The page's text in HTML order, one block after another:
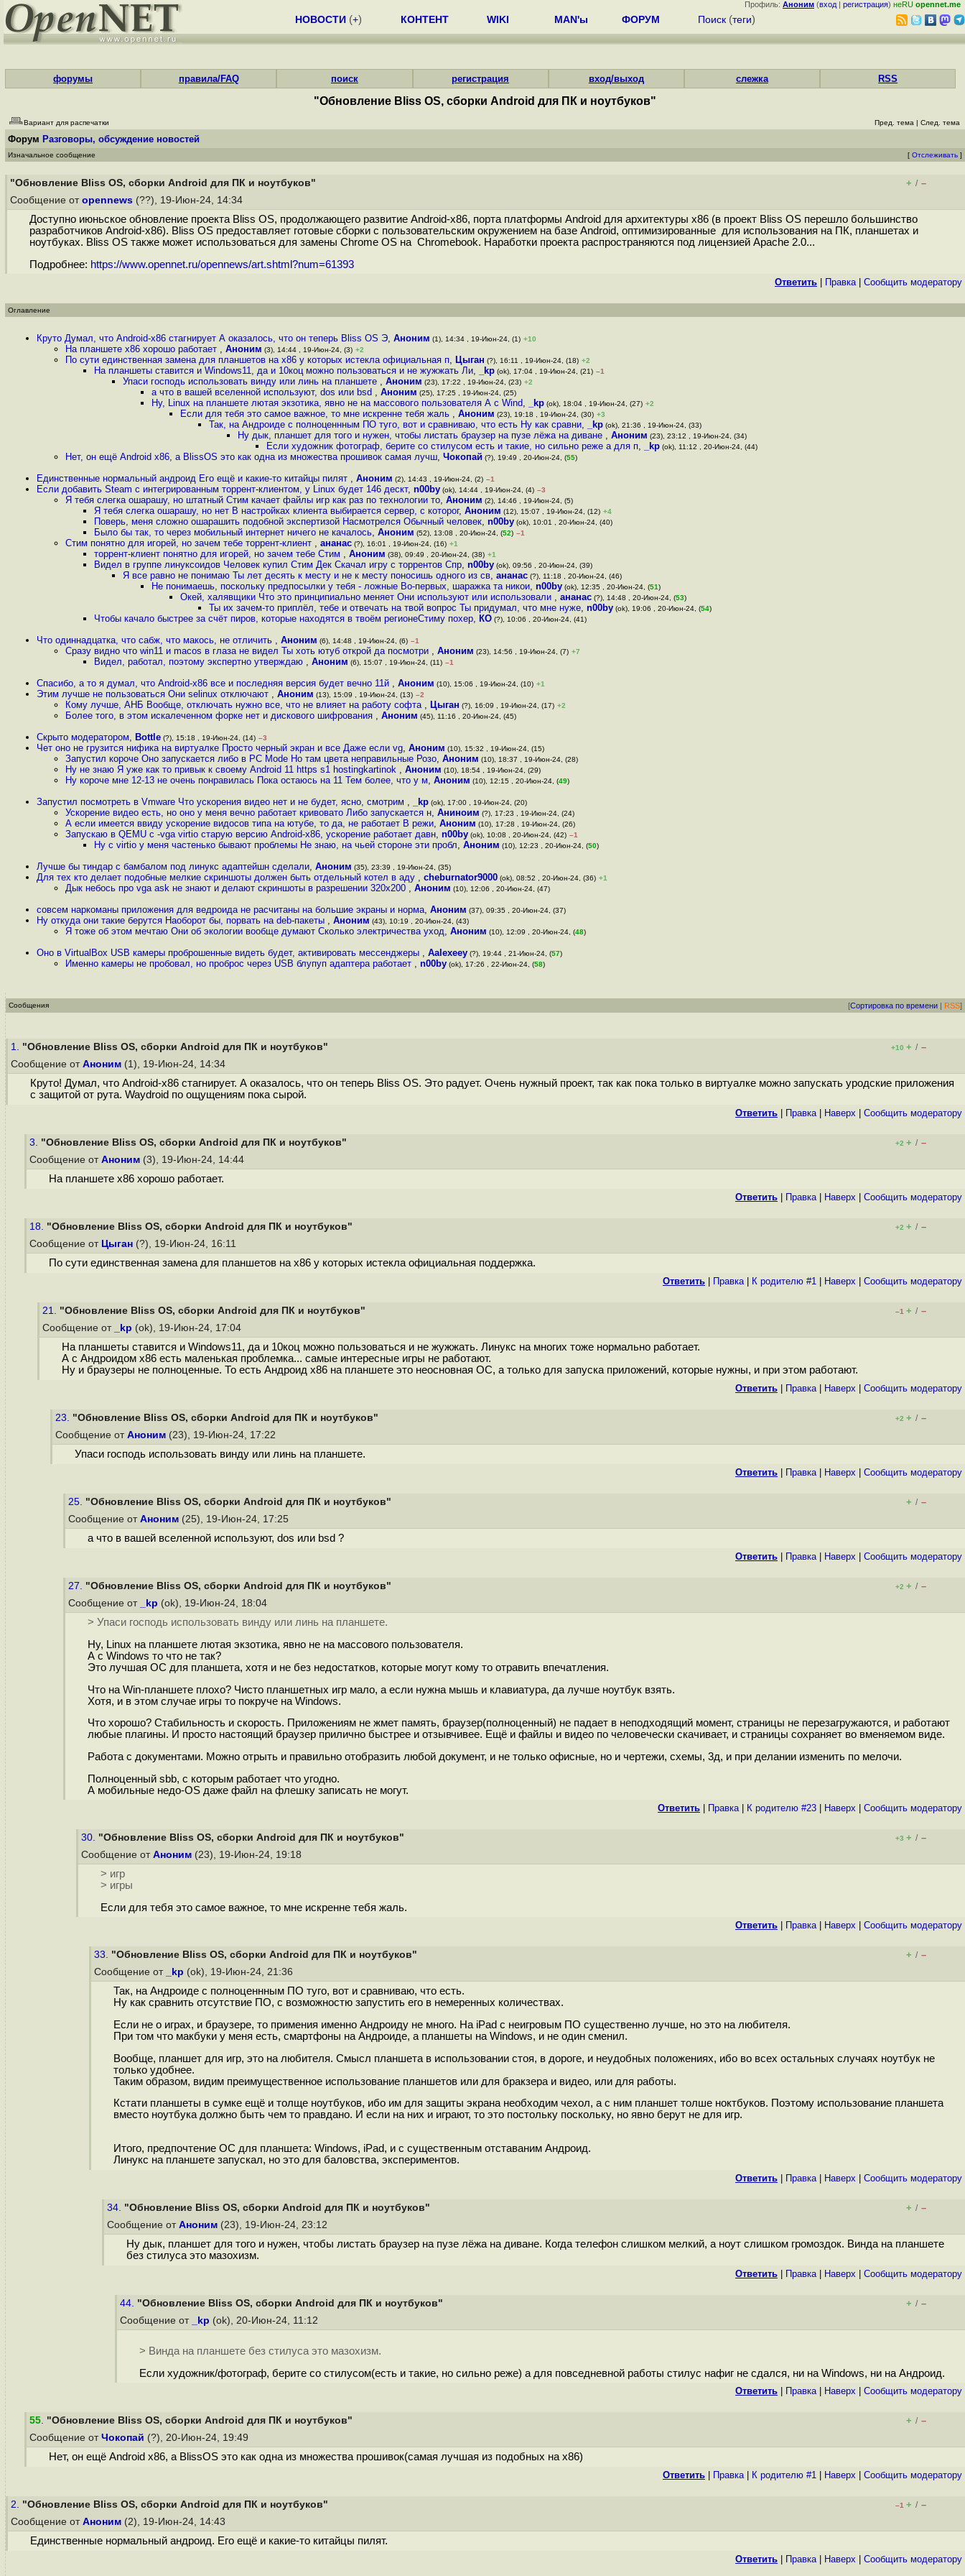
Профиль: Аноним (вход | регистрация) неRU opennet.me
НОВОСТИ (+) КОНТЕНТ WIKI MAN'ы ФОРУМ Поиск (теги)
форумы правила/FAQ поиск регистрация вход/выход слежка RSS
"Обновление Bliss OS, сборки Android для ПК и ноутбуков"
Вариант для распечатки Пред. тема | След. тема
Форум Разговоры, обсуждение новостей
Изначальное сообщение [ Отслеживать ]
"Обновление Bliss OS, сборки Android для ПК и ноутбуков" + / –
Сообщение от opennews (??), 19-Июн-24, 14:34
Доступно июньское обновление проекта Bliss OS, продолжающего развитие Android-x86, порта платформы Android для архитектуры x86 (в проект Bliss OS перешло большинство
разработчиков Android-x86). Bliss OS предоставляет готовые сборки с пользовательским окружением на базе Android, оптимизированные для использования на ПК, планшетах и
ноутбуках. Bliss OS также может использоваться для замены Chrome OS на Chromebook. Наработки проекта распространяются под лицензией Apache 2.0...
Подробнее: https://www.opennet.ru/opennews/art.shtml?num=61393
Ответить Правка| Cообщить модератору
Оглавление
Круто Думал, что Android-x86 стагнирует А оказалось, что он теперь Bliss OS Э, Аноним (1), 14:34 , 19-Июн-24, (1) +10
На планшете x86 хорошо работает , Аноним (3), 14:44 , 19-Июн-24, (3) +2
По сути единственная замена для планшетов на х86 у которых истекла официальная п, Цыган (?), 16:11 , 19-Июн-24, (18) +2
На планшеты ставится и Windows11, да и 10коц можно пользоваться и не жужжать Ли, _kp (ok), 17:04 , 19-Июн-24, (21) –1
Упаси господь использовать винду или линь на планшете , Аноним (23), 17:22 , 19-Июн-24, (23) +2
а что в вашей вселенной используют, dos или bsd , Аноним (25), 17:25 , 19-Июн-24, (25)
Ну, Linux на планшете лютая экзотика, явно не на массового пользователя А с Wind, _kp (ok), 18:04 , 19-Июн-24, (27) +2
Если для тeбя это самое важное, то мне искренне тeбя жaль , Аноним (23), 19:18 , 19-Июн-24, (30) +3
Так, на Андроиде с полноценнным ПО туго, вот и сравниваю, что есть Ну как сравни, _kp (ok), 21:36 , 19-Июн-24, (33)
Ну дык, планшет для того и нужен, чтобы листать браузер на пузе лёжа на диване , Аноним (23), 23:12 , 19-Июн-24, (34)
Если художник фотограф, берите со стилусом есть и такие, но сильно реже а для п, _kp (ok), 11:12 , 20-Июн-24, (44)
Нет, он ещё Android x86, а BlissOS это как одна из множества прошивок самая лучш, Чокопай (?), 19:49 , 20-Июн-24, (55)
Единственные нормальный андроид Его ещё и какие-то китайцы пилят , Аноним (2), 14:43 , 19-Июн-24, (2) –1
Если добавить Steam с интегрированным торрент-клиентом, у Linux будет 146 дескт, n00by (ok), 14:44 , 19-Июн-24, (4) –3
Я тебя слегка ошарашу, но штатный Стим качает файлы игр как раз по технологии то, Аноним (2), 14:46 , 19-Июн-24, (5)
Я тебя слегка ошарашу, но нет В настройках клиента выбирается сервер, с которог, Аноним (12), 15:07 , 19-Июн-24, (12) +4
Поверь, меня сложно ошарашить подобной экспертизой Насмотрелся Обычный человек, n00by (ok), 10:01 , 20-Июн-24, (40)
Было бы так, то через мобильный интернет ничего не качалось, Аноним (52), 13:08 , 20-Июн-24, (52) –1
Стим понятно для игорей, но зачем тебе торрент-клиент , ананас (?), 16:01 , 19-Июн-24, (16) +1
торрент-клиент понятно для игорей, но зачем тебе Стим , Аноним (38), 09:49 , 20-Июн-24, (38) +1
Видел в группе линуксоидов Человек купил Стим Дек Скачал игру с торрентов Спр, n00by (ok), 09:56 , 20-Июн-24, (39)
Я все равно не понимаю Ты лет десять к месту и не к месту поносишь одного из св, ананас (?), 11:18 , 20-Июн-24, (46)
Не понимаешь, поскольку предпосылки у тебя - ложные Во-первых, шаражка та никои, n00by (ok), 12:35 , 20-Июн-24, (51)
Окей, халявщики Что это принципиально меняет Они используют или использовали , ананас (?), 14:48 , 20-Июн-24, (53)
Ты их зачем-то приплёл, тебе и отвечать на твой вопрос Ты придумал, что мне нуже, n00by (ok), 19:06 , 20-Июн-24, (54)
Чтобы качало быстрее за счёт пиров, которые находятся в твоём регионеСтиму похер, КО (?), 10:06 , 20-Июн-24, (41)
Что одиннадцатка, что сабж, что макось, не отличить , Аноним (6), 14:48 , 19-Июн-24, (6) –1
Сразу видно что win11 и macos в глаза не видел Ты хоть ютуб открой да посмотри , Аноним (23), 14:56 , 19-Июн-24, (7) +7
Видел, работал, поэтому экспертно утверждаю , Аноним (6), 15:07 , 19-Июн-24, (11) –1
Спасибо, а то я думал, что Android-x86 все и последняя версия будет вечно 11й , Аноним (10), 15:06 , 19-Июн-24, (10) +1
Этим лучше не пользоваться Они selinux отключают , Аноним (13), 15:09 , 19-Июн-24, (13) –2
Кому лучше, АНБ Вообще, отключать нужно все, что не влияет на работу софта , Цыган (?), 16:09 , 19-Июн-24, (17) +2
Более того, в этом искалеченном форке нет и дискового шифрования , Аноним (45), 11:16 , 20-Июн-24, (45)
Скрыто модератором, Bottle (?), 15:18 , 19-Июн-24, (14) –3
Чет оно не грузится нифика на виртуалке Просто черный экран и все Даже если vg, Аноним (10), 15:32 , 19-Июн-24, (15)
Запустил короче Оно запускается либо в PC Mode Но там цвета неправильные Розо, Аноним (10), 18:37 , 19-Июн-24, (28)
Ну не знаю Я уже как то привык к своему Android 11 https s1 hostingkartinok , Аноним (10), 18:54 , 19-Июн-24, (29)
Ну короче мне 12-13 не очень понравилась Пока остаюсь на 11 Тем более, что у м, Аноним (10), 12:15 , 20-Июн-24, (49)
Запустил посмотреть в Vmware Что ускорения видео нет и не будет, ясно, смотрим , _kp (ok), 17:00 , 19-Июн-24, (20)
Ускорение видео есть, но оно у меня вечно работает кривовато Либо запускается н, Аниноим (?), 17:23 , 19-Июн-24, (24)
А если имеется ввиду ускорение видосов типа на ютубе, то да, не работает В режи, Аноним (10), 17:28 , 19-Июн-24, (26)
Запускаю в QEMU с -vga virtio старую версию Android-x86, ускорение работает давн, n00by (ok), 10:08 , 20-Июн-24, (42) –1
Ну с virtio у меня частенько бывают проблемы Не знаю, на чьей стороне эти пробл, Аноним (10), 12:23 , 20-Июн-24, (50)
Лучше бы тиндар с бамбалом под линукс адаптейшн сделали, Аноним (35), 23:39 , 19-Июн-24, (35)
Для тех кто делает подобные мелкие скриншоты должен быть отдельный котел в аду , cheburnator9000 (ok), 08:52 , 20-Июн-24, (36) +1
Дык небось про vga ask не знают и делают скриншоты в разрешении 320х200 , Аноним (10), 12:06 , 20-Июн-24, (47)
совсем наркоманы приложения для ведроида не расчитаны на большие экраны и норма, Аноним (37), 09:35 , 20-Июн-24, (37)
Ну откуда они такие берутся Наоборот бы, порвать на deb-пакеты , Аноним (43), 10:19 , 20-Июн-24, (43)
Я тоже об этом мечтаю Они об экологии вообще думают Сколько электричества уход, Аноним (10), 12:09 , 20-Июн-24, (48)
Оно в VirtualBox USB камеры проброшенные видеть будет, активировать мессенджеры , Aalexeey (?), 19:44 , 21-Июн-24, (57)
Именно камеры не пробовал, но проброс через USB блупуп адаптера работает , n00by (ok), 17:26 , 22-Июн-24, (58)
Сообщения [Сортировка по времени | RSS]
1. "Обновление Bliss OS, сборки Android для ПК и ноутбуков" +10 + / –
Сообщение от Аноним (1), 19-Июн-24, 14:34
Круто! Думал, что Android-x86 стагнирует. А оказалось, что он теперь Bliss OS. Это радует. Очень нужный проект, так как пока только в виртуалке можно запускать уродские приложения
с защитой от рута. Waydroid по ощущениям пока сырой.
Ответить Правка| Наверх Cообщить модератору
3. "Обновление Bliss OS, сборки Android для ПК и ноутбуков" +2 + / –
Сообщение от Аноним (3), 19-Июн-24, 14:44
На планшете x86 хорошо работает.
Ответить Правка| Наверх Cообщить модератору
18. "Обновление Bliss OS, сборки Android для ПК и ноутбуков" +2 + / –
Сообщение от Цыган (?), 19-Июн-24, 16:11
По сути единственная замена для планшетов на х86 у которых истекла официальная поддержка.
Ответить Правка| К родителю #1 Наверх Cообщить модератору
21. "Обновление Bliss OS, сборки Android для ПК и ноутбуков" –1 + / –
Сообщение от
_kp (ok), 19-Июн-24, 17:04
На планшеты ставится и Windows11, да и 10коц можно пользоваться и не жужжать. Линукс на многих тоже нормально работает.
А с Андроидом х86 есть маленькая проблемка... самые интересные игры не работают.
Ну и браузеры не полноценные. То есть Андроид х86 на планшете это неосновная ОС, а только для запуска приложений, которые нужны, и при этом работают.
Ответить Правка| Наверх Cообщить модератору
23. "Обновление Bliss OS, сборки Android для ПК и ноутбуков" +2 + / –
Сообщение от Аноним (23), 19-Июн-24, 17:22
Упаси господь использовать винду или линь на планшете.
Ответить Правка| Наверх Cообщить модератору
25. "Обновление Bliss OS, сборки Android для ПК и ноутбуков" + / –
Сообщение от Аноним (25), 19-Июн-24, 17:25
а что в вашей вселенной используют, dos или bsd ?
Ответить Правка| Наверх Cообщить модератору
27. "Обновление Bliss OS, сборки Android для ПК и ноутбуков" +2 + / –
Сообщение от
_kp (ok), 19-Июн-24, 18:04
> Упаси господь использовать винду или линь на планшете.
Ну, Linux на планшете лютая экзотика, явно не на массового пользователя.
А с Windows то что не так?
Это лучшая ОС для планшета, хотя и не без недостатков, которые могут кому то отравить впечатления.
Что на Win-планшете плохо? Чисто планшетных игр мало, а если нужна мышь и клавиатура, да лучше ноутбук взять.
Хотя, и в этом случае игры то покруче на Windows.
Что хорошо? Стабильность и скорость. Приложениям не жмет память, браузер(полноценный) не падает в неподходящий момент, страницы не перезагружаются, и работают
любые плагины. И просто настоящий браузер прилично быстрее и отзывчивее. Ещё и файлы и видео по человечески скачивает, и страницы сохраняет во вменяемом виде.
Работа с документами. Можно отрыть и правильно отобразить любой документ, и не только офисные, но и чертежи, схемы, 3д, и при делании изменить по мелочи.
Полноценный sbb, c которым работает что угодно.
А мобильные недо-ОS даже файл на флешку записать не могут.
Ответить Правка| К родителю #23 Наверх Cообщить модератору
30. "Обновление Bliss OS, сборки Android для ПК и ноутбуков" +3 + / –
Сообщение от Аноним (23), 19-Июн-24, 19:18
> игр
> игры
Если для тeбя это самое важное, то мне искренне тeбя жaль.
Ответить Правка| Наверх Cообщить модератору
33. "Обновление Bliss OS, сборки Android для ПК и ноутбуков" + / –
Сообщение от
_kp (ok), 19-Июн-24, 21:36
Так, на Андроиде с полноценнным ПО туго, вот и сравниваю, что есть.
Ну как сравнить отсутствие ПО, с возможностю запустить его в немеренных количествах.
Если не о играх, и браузере, то примения именно Андроиду не много. На iPad c неигровым ПО существенно лучше, но это на любителя.
При том что макбуки у меня есть, смартфоны на Андроиде, а планшеты на Windows, и не один сменил.
Вообще, планшет для игр, это на любителя. Смысл планшета в использовании стоя, в дороге, и неудобных положениях, ибо во всех остальных случаях ноутбук не
только удобнее.
Таким образом, видим преимущественное использование планшетов или для бракзера и видео, или для работы.
Кстати планшеты в сумке ещё и толще ноутбуков, ибо им для защиты экрана необходим чехол, а с ним планшет толше ноктбуков. Поэтому использование планшета
вместо ноутбука должно быть чем то правдано. И если на них и играют, то это постольку поскольку, но явно берут не для игр.
Итого, предпочтение ОС для планшета: Windows, iPad, и с существенным отставаним Андроид.
Линукс на планшете запускал, но это для баловства, экспериментов.
Ответить Правка| Наверх Cообщить модератору
34. "Обновление Bliss OS, сборки Android для ПК и ноутбуков" + / –
Сообщение от Аноним (23), 19-Июн-24, 23:12
Ну дык, планшет для того и нужен, чтобы листать браузер на пузе лёжа на диване. Когда телефон слишком мелкий, а ноут слишком громоздок. Винда на планшете
без стилуса это мазохизм.
Ответить Правка| Наверх Cообщить модератору
44. "Обновление Bliss OS, сборки Android для ПК и ноутбуков" + / –
Сообщение от
_kp (ok), 20-Июн-24, 11:12
> Винда на планшете без стилуса это мазохизм.
Если художник/фотограф, берите со стилусом(есть и такие, но сильно реже) а для повседневной работы стилус нафиг не сдался, ни на Windows, ни на Aндроид.
Ответить Правка| Наверх Cообщить модератору
55. "Обновление Bliss OS, сборки Android для ПК и ноутбуков" + / –
Сообщение от Чокопай (?), 20-Июн-24, 19:49
Нет, он ещё Android x86, а BlissOS это как одна из множества прошивок(самая лучшая из подобных на x86)
Ответить Правка| К родителю #1 Наверх Cообщить модератору
2. "Обновление Bliss OS, сборки Android для ПК и ноутбуков" –1 + / –
Сообщение от Аноним (2), 19-Июн-24, 14:43
Единственные нормальный андроид. Его ещё и какие-то китайцы пилят.
Ответить Правка| Наверх Cообщить модератору